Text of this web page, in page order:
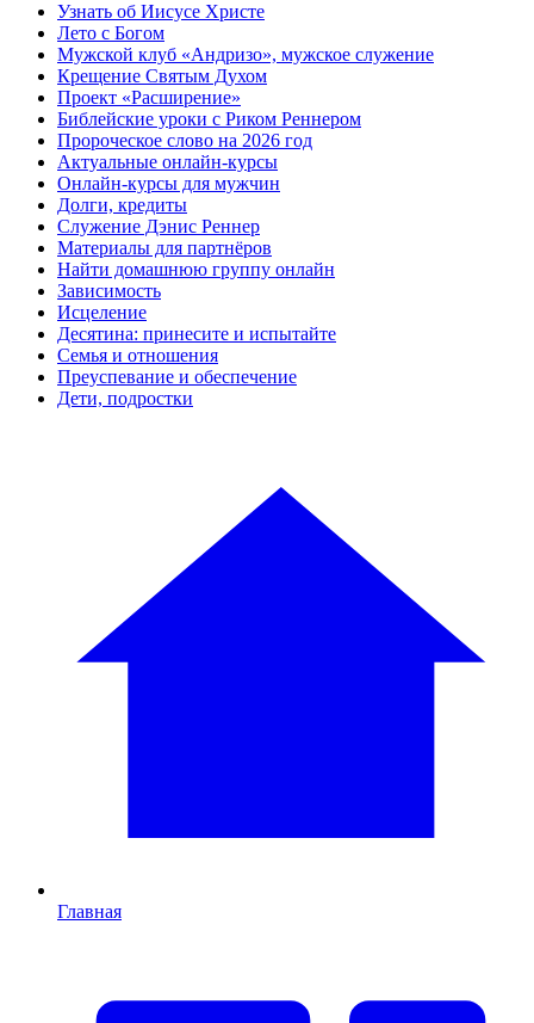
Узнать об Иисусе Христе
Лето с Богом
Мужской клуб «Андризо», мужское служение
Крещение Святым Духом
Проект «Расширение»
Библейские уроки с Риком Реннером
Пророческое слово на 2026 год
Актуальные онлайн-курсы
Онлайн-курсы для мужчин
Долги, кредиты
Служение Дэнис Реннер
Материалы для партнёров
Найти домашнюю группу онлайн
Зависимость
Исцеление
Десятина: принесите и испытайте
Семья и отношения
Преуспевание и обеспечение
Дети, подростки
Главная